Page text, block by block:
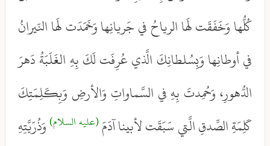
كُلُّها وَخَفَقَت لَها الرياحُ في جَريانِها وَخَمَدَت لَها النّيرانُ
في أوطانِها وَبِسُلطانِكَ الَّذي عُرِفَت لَكَ بِهِ الغَلَبَةُ دَهرَ
الدُّهورِ، وَحُمِدتَ بِهِ في السَّماواتِ وَالأرضِ وَبِكَلِمَتِكَ
كَلِمَةِ الصِّدقِ الَّتي سَبَقَت لأبينا آدَمَ(عليه السلام)وَذُرّيَّتِهِ